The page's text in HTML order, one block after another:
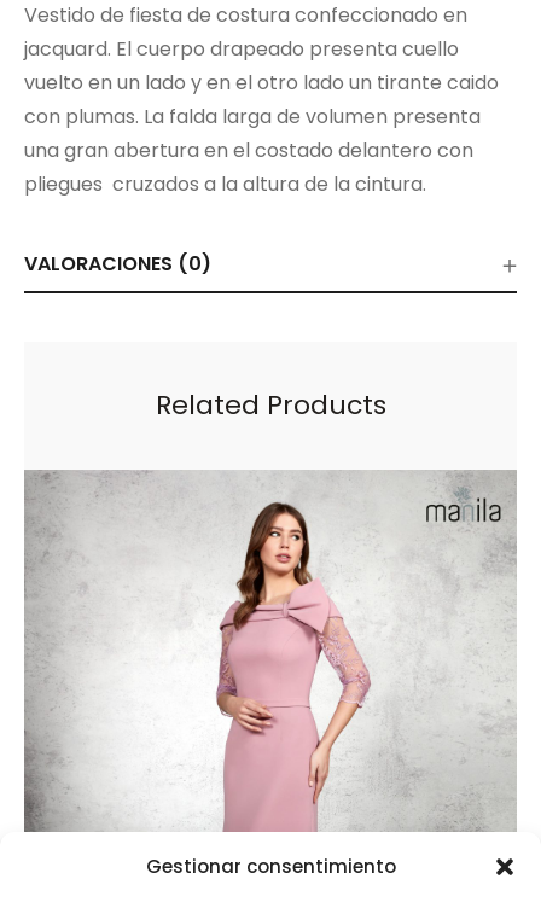
Gestionar consentimiento
Vestido de fiesta de costura confeccionado en
jacquard. El cuerpo drapeado presenta cuello
vuelto en un lado y en el otro lado un tirante caido
con plumas. La falda larga de volumen presenta
una gran abertura en el costado delantero con
pliegues cruzados a la altura de la cintura.
VALORACIONES (0)
Related Products